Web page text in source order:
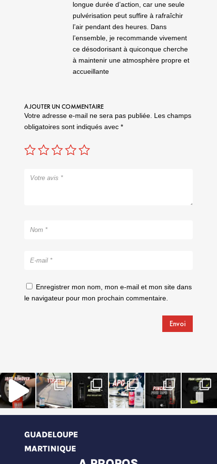
longue durée d’action, car une seule
pulvérisation peut suffire à rafraîchir
l’air pendant des heures. Dans
l’ensemble, je recommande vivement
ce désodorisant à quiconque cherche
à maintenir une atmosphère propre et
accueillante
AJOUTER UN COMMENTAIRE
Votre adresse e-mail ne sera pas publiée. Les champs
obligatoires sont indiqués avec *
Enregistrer mon nom, mon e-mail et mon site dans
le navigateur pour mon prochain commentaire.
Envoi
GUADELOUPE
MARTINIQUE